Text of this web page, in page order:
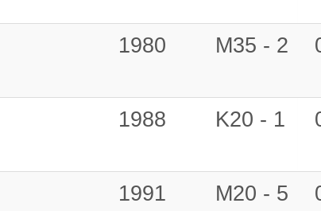
1980 M35 - 2
1988 K20 - 1
1991 M20 - 5